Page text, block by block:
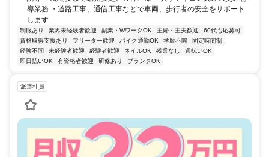
導業務 ・道路工事、通信工事などで車両、歩行者の安全をサポート
します...
制服あり 業界未経験者歓迎 副業・WワークOK 主婦・主夫歓迎
60代も応募可
資格取得支援あり
フリーター歓迎 バイク通勤OK 学歴不問
固定時間制
経験不問
未経験者歓迎 経験者歓迎 ネイルOK 残業なし
週払いOK
即日払いOK
有資格者歓迎 研修あり ブランクOK
派遣社員